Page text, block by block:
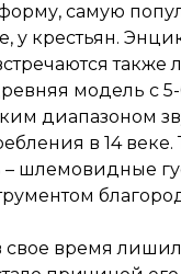
самую
у крестьян.
также
модель с
диапазоном
в 14 веке.
– шлемовидные
свое время